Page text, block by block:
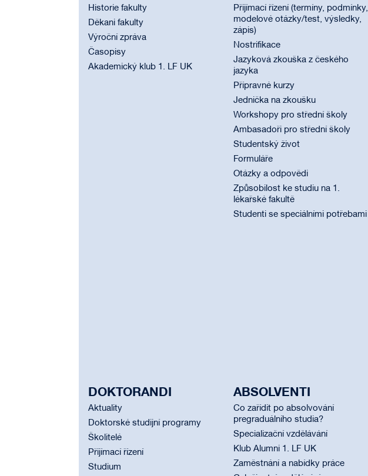
Historie fakulty
Děkani fakulty
Výroční zpráva
Časopisy
Akademický klub 1. LF UK
Přijímací řízení (termíny, podmínky,
modelové otázky/test, výsledky,
zápis)
Nostrifikace
Jazyková zkouška z českého
jazyka
Přípravné kurzy
Jednička na zkoušku
Workshopy pro střední školy
Ambasadoři pro střední školy
Studentský život
Formuláře
Otázky a odpovědi
Způsobilost ke studiu na 1.
lékařské fakultě
Studenti se speciálními potřebami
DOKTORANDI
Aktuality
Doktorské studijní programy
Školitelé
Přijímací řízení
Studium
ABSOLVENTI
Co zařídit po absolvování
pregraduálního studia?
Specializační vzdělávání
Klub Alumni 1. LF UK
Zaměstnání a nabídky práce